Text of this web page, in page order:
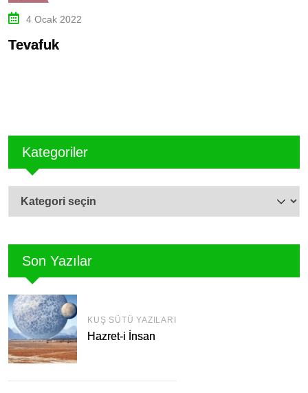
Kategoriler
Kategoriler
Son Yazılar
KUŞ SÜTÜ YAZILARI
Hazret-i İnsan
4 Ocak 2022
Tevafuk